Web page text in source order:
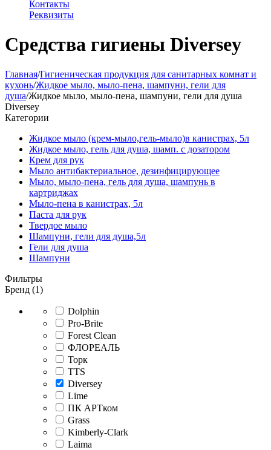
Контакты
Реквизиты
Средства гигиены Diversey
Главная/Гигиеническая продукция для санитарных комнат и
кухонь/Жидкое мыло, мыло-пена, шампуни, гели для
душа/Жидкое мыло, мыло-пена, шампуни, гели для душа
Diversey
Категории
Жидкое мыло (крем-мыло,гель-мыло)в канистрах, 5л
Жидкое мыло, гель для душа, шамп. с дозатором
Крем для рук
Мыло антибактериальное, дезинфицирующее
Мыло, мыло-пена, гель для душа, шампунь в
картриджах
Мыло-пена в канистрах, 5л
Паста для рук
Твердое мыло
Шампуни, гели для душа,5л
Гели для душа
Шампуни
Фильтры
Бренд (1)
Dolphin
Pro-Brite
Forest Clean
ФЛОРЕАЛЬ
Торк
TTS
Diversey
Lime
ПК АРТком
Grass
Kimberly-Clark
Laima